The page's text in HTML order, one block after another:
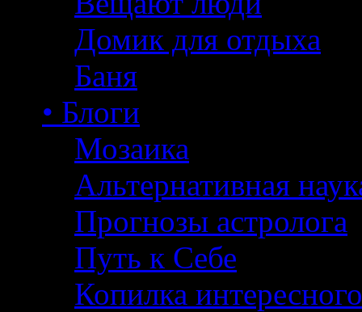
Домик для отдыха
Баня
• Блоги
Мозаика
Альтернативная
Прогнозы астролога
Путь к Себе
Копилка интересного